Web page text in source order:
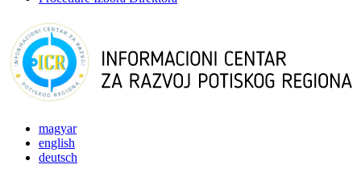
magyar
english
deutsch